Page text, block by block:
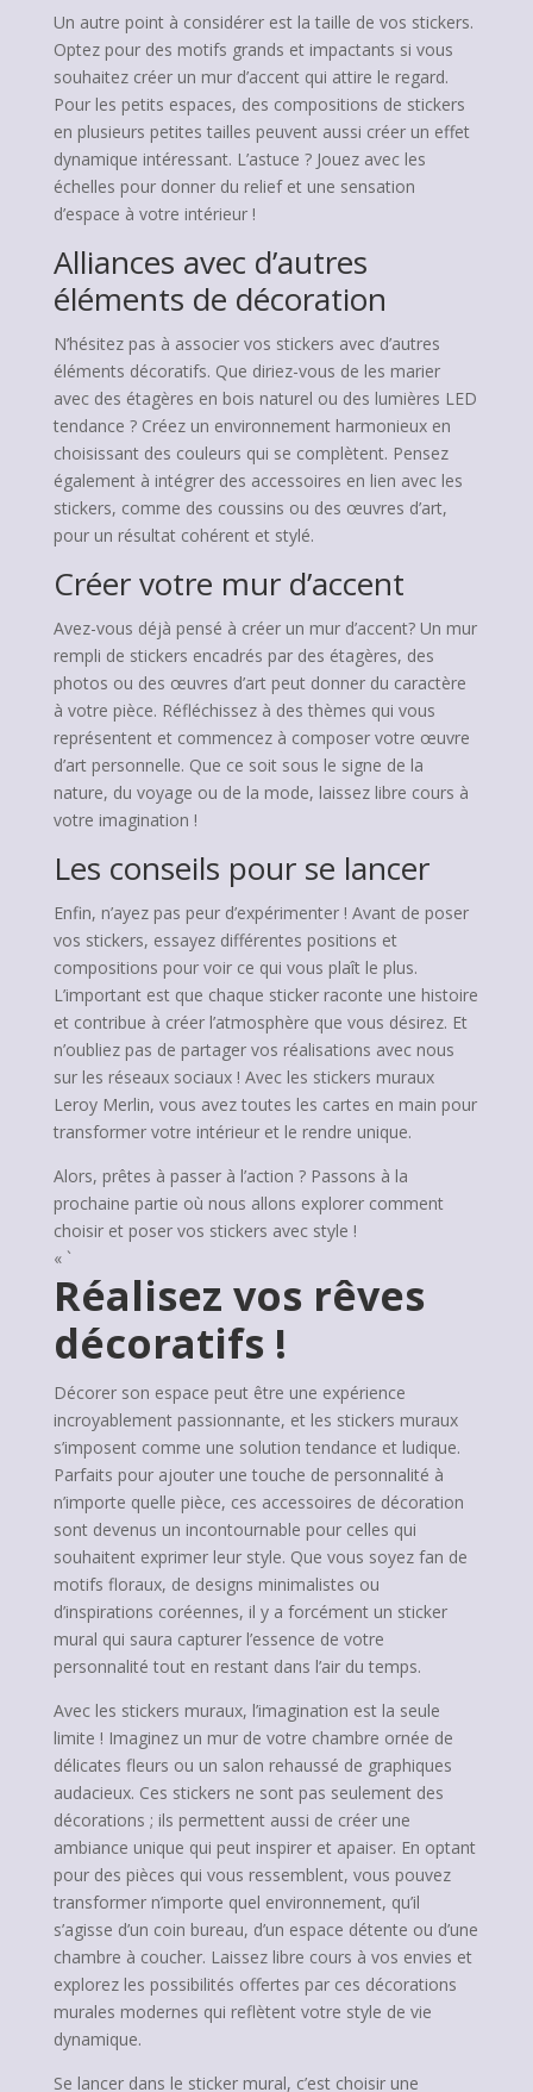
Un autre point à considérer est la taille de vos stickers.
Optez pour des motifs grands et impactants si vous
souhaitez créer un mur d’accent qui attire le regard.
Pour les petits espaces, des compositions de stickers
en plusieurs petites tailles peuvent aussi créer un effet
dynamique intéressant. L’astuce ? Jouez avec les
échelles pour donner du relief et une sensation
d’espace à votre intérieur !
Alliances avec d’autres
éléments de décoration
N’hésitez pas à associer vos stickers avec d’autres
éléments décoratifs. Que diriez-vous de les marier
avec des étagères en bois naturel ou des lumières LED
tendance ? Créez un environnement harmonieux en
choisissant des couleurs qui se complètent. Pensez
également à intégrer des accessoires en lien avec les
stickers, comme des coussins ou des œuvres d’art,
pour un résultat cohérent et stylé.
Créer votre mur d’accent
Avez-vous déjà pensé à créer un mur d’accent? Un mur
rempli de stickers encadrés par des étagères, des
photos ou des œuvres d’art peut donner du caractère
à votre pièce. Réfléchissez à des thèmes qui vous
représentent et commencez à composer votre œuvre
d’art personnelle. Que ce soit sous le signe de la
nature, du voyage ou de la mode, laissez libre cours à
votre imagination !
Les conseils pour se lancer
Enfin, n’ayez pas peur d’expérimenter ! Avant de poser
vos stickers, essayez différentes positions et
compositions pour voir ce qui vous plaît le plus.
L’important est que chaque sticker raconte une histoire
et contribue à créer l’atmosphère que vous désirez. Et
n’oubliez pas de partager vos réalisations avec nous
sur les réseaux sociaux ! Avec les stickers muraux
Leroy Merlin, vous avez toutes les cartes en main pour
transformer votre intérieur et le rendre unique.
Alors, prêtes à passer à l’action ? Passons à la
prochaine partie où nous allons explorer comment
choisir et poser vos stickers avec style !
« `
Réalisez vos rêves
décoratifs !
Décorer son espace peut être une expérience
incroyablement passionnante, et les stickers muraux
s’imposent comme une solution tendance et ludique.
Parfaits pour ajouter une touche de personnalité à
n’importe quelle pièce, ces accessoires de décoration
sont devenus un incontournable pour celles qui
souhaitent exprimer leur style. Que vous soyez fan de
motifs floraux, de designs minimalistes ou
d’inspirations coréennes, il y a forcément un sticker
mural qui saura capturer l’essence de votre
personnalité tout en restant dans l’air du temps.
Avec les stickers muraux, l’imagination est la seule
limite ! Imaginez un mur de votre chambre ornée de
délicates fleurs ou un salon rehaussé de graphiques
audacieux. Ces stickers ne sont pas seulement des
décorations ; ils permettent aussi de créer une
ambiance unique qui peut inspirer et apaiser. En optant
pour des pièces qui vous ressemblent, vous pouvez
transformer n’importe quel environnement, qu’il
s’agisse d’un coin bureau, d’un espace détente ou d’une
chambre à coucher. Laissez libre cours à vos envies et
explorez les possibilités offertes par ces décorations
murales modernes qui reflètent votre style de vie
dynamique.
Se lancer dans le sticker mural, c’est choisir une